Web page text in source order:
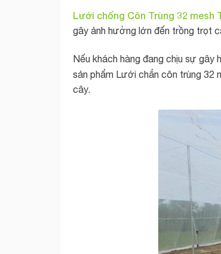
Lưới chống Côn Trùng 32 mesh
gây ảnh hưởng lớn đến trồng trọt
Nếu khách hàng đang chịu sự gây
sản phẩm Lưới chắn côn trùng 32
cây.